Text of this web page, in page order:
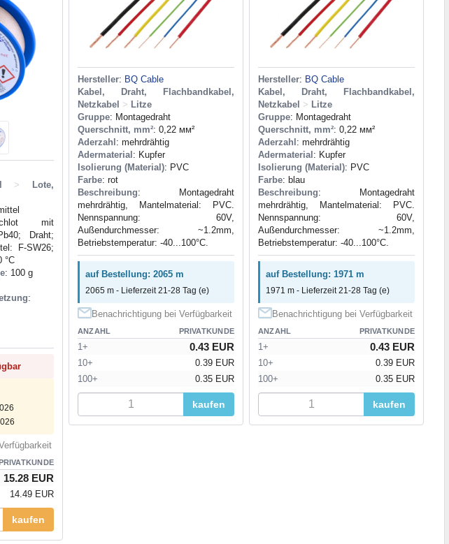
>
Lote,
mit
Draht;
F-SW26;
°C
: 100 g
:
15.28 EUR
14.49 EUR
kaufen
Hersteller: BQ Cable
Kabel, Draht, Flachbandkabel,
Netzkabel > Litze
Gruppe: Montagedraht
Querschnitt, mm²: 0,22 мм²
Aderzahl : mehrdrähtig
Adermaterial : Kupfer
Isolierung (Material): PVC
Farbe: rot
Beschreibung: Montagedraht
mehrdrähtig, Mantelmaterial: PVC.
Nennspannung: 60V,
Außendurchmesser: ~1.2mm,
Betriebstemperatur: -40...100°C.
auf Bestellung: 2065 m
2065 m - Lieferzeit 21-28 Tag (e)
Benachrichtigung bei Verfügbarkeit
ANZAHL PRIVATKUNDE
1+ 0.43 EUR
10+
0.39 EUR
100+
0.35 EUR
kaufen
Hersteller: BQ Cable
Kabel, Draht, Flachbandkabel,
Netzkabel > Litze
Gruppe: Montagedraht
Querschnitt, mm²: 0,22 мм²
Aderzahl : mehrdrähtig
Adermaterial : Kupfer
Isolierung (Material): PVC
Farbe: blau
Beschreibung: Montagedraht
mehrdrähtig, Mantelmaterial: PVC.
Nennspannung: 60V,
Außendurchmesser: ~1.2mm,
Betriebstemperatur: -40...100°C.
auf Bestellung: 1971 m
1971 m - Lieferzeit 21-28 Tag (e)
Benachrichtigung bei Verfügbarkeit
ANZAHL PRIVATKUNDE
1+ 0.43 EUR
10+
0.39 EUR
100+
0.35 EUR
kaufen